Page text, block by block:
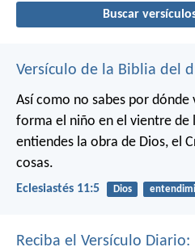
Buscar
Versículo de la Biblia del
Así como no sabes por dónde
forma el niño en el vientre de
entiendes la obra de Dios, el
cosas.
Eclesiastés 11:5 Dios
Reciba el Versículo Diario: